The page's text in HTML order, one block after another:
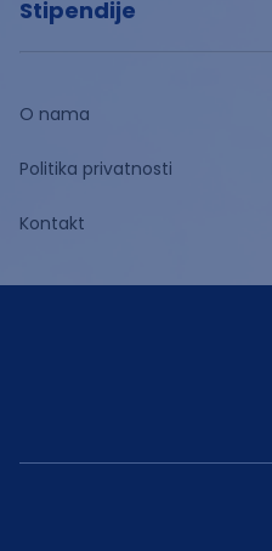
Stipendije
O nama
Politika privatnosti
Kontakt